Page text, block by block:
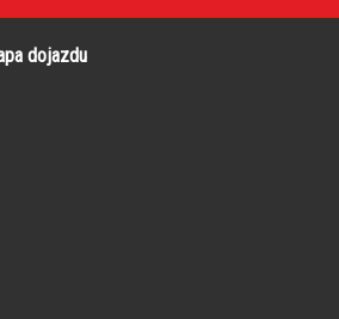
dojazdu